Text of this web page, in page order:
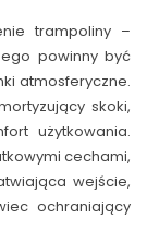
trampoliny –
powinny być
atmosferyczne.
skoki,
użytkowania.
cechami,
wejście,
ochraniający